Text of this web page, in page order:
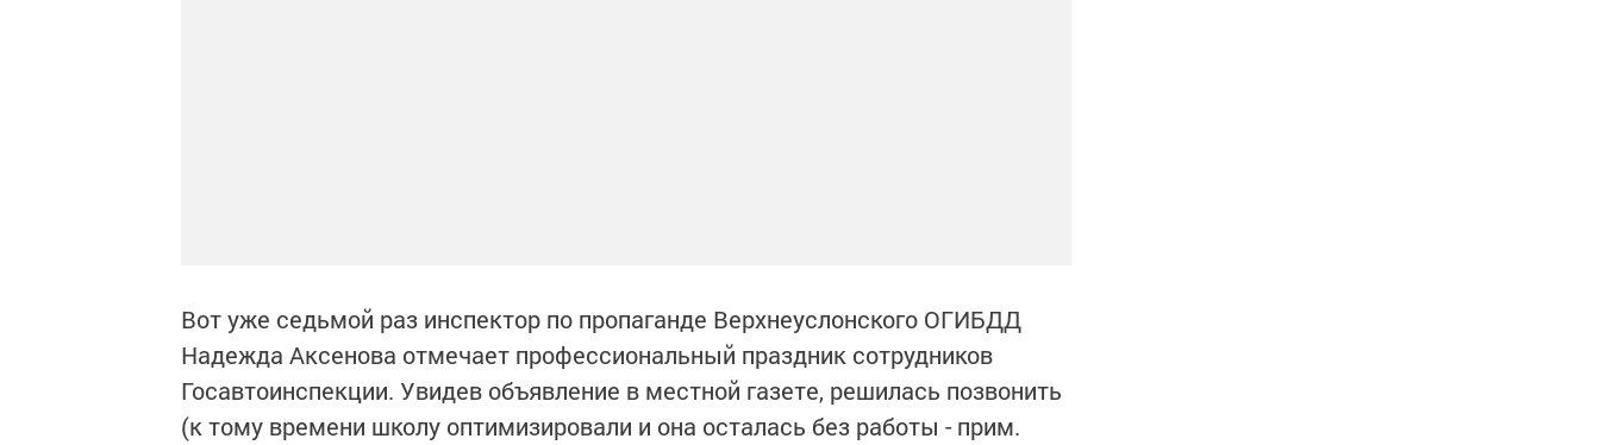
Вот уже седьмой раз инспектор по пропаганде Верхнеуслонского ОГИБДД
Надежда Аксенова отмечает профессиональный праздник сотрудников
Госавтоинспекции. Увидев объявление в местной газете, решилась позвонить
(к тому времени школу оптимизировали и она осталась без работы - прим.